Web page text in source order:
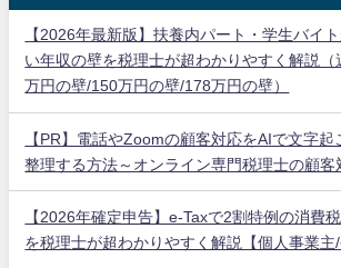
【2026年最新版】扶養内パート・学生バイ
い年収の壁を税理士が超わかりやすく解説
万円の壁/150万円の壁/178万円の壁）
【PR】電話やZoomの顧客対応をAIで文字起
整理する方法～オンライン専門税理士の顧客
【2026年確定申告】e-Taxで2割特例の消費
を税理士が超わかりやすく解説【個人事業主/